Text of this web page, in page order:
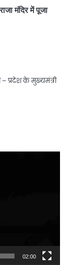
मंदिर में पूजा
प्रदेश के मुख्यमंत्री
02:00